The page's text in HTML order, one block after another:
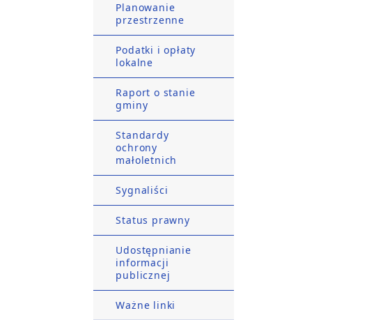
Planowanie
przestrzenne
Podatki i opłaty
lokalne
Raport o stanie
gminy
Standardy
ochrony
małoletnich
Sygnaliści
Status prawny
Udostępnianie
informacji
publicznej
Ważne linki